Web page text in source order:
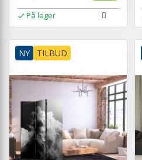
På lager
NY TILBUD